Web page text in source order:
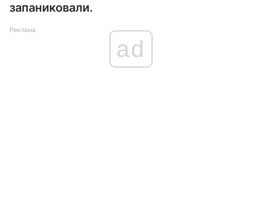
запаниковали.
Реклама
ad